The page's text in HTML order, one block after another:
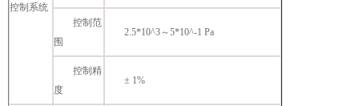
控制系统
控制范
围
2.5*10^3～5*10^-1 Pa
控制精
度
± 1%